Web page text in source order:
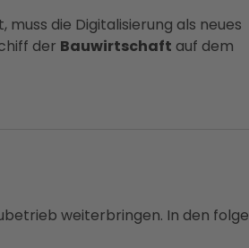
die Digitalisierung als neues
der Bauwirtschaft auf dem
weiterbringen. In den